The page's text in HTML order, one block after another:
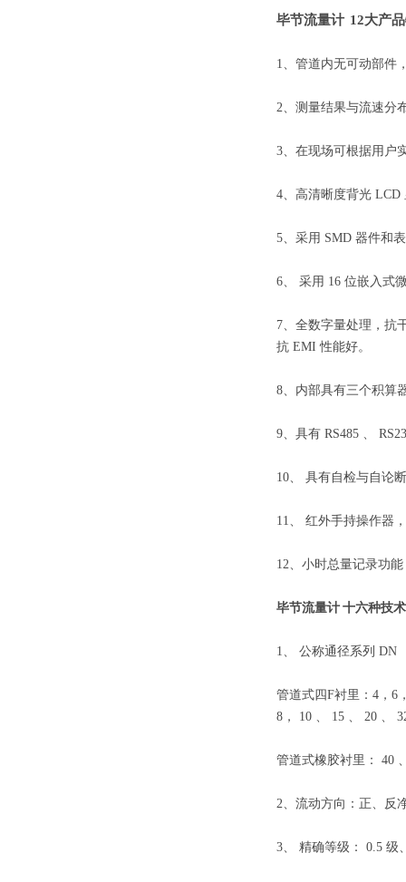
毕节流量计 12大产
1、 管道内无可动部件
2、 测量结果与流速分
3、 在现场可根据用户
4、 高清晰度背光 LCD
5、 采用 SMD 器件和
6、 采用 16 位嵌入式
7、 全数字量处理，抗
抗 EMI性能好。
8、 内部具有三个积算
9、 具有 RS485 、
10、 具有自检与自论
11、 红外手持操作器
12、 小时总量记录功
毕节流量计 十六种技
1、 公称通径系列 DN
管道式四F衬里： 4 ， 6
8 ， 10 、 15 、 20 、
管道式橡胶衬里： 40
2、 流动方向：正、反
3、 精确等级： 0.5 级